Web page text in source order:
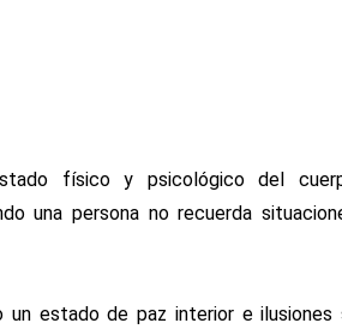
físico y psicológico del
una persona no recuerda
un estado de paz interior e ilusiones